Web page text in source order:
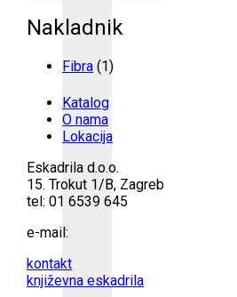
Nakladnik
Fibra (1)
Katalog
O nama
Lokacija
Eskadrila d.o.o.
15. Trokut 1/B, Zagreb
tel: 01 6539 645
e-mail:
kontakt
književna eskadrila